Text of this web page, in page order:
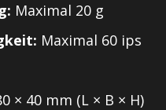
Maximal 20 g
Maximal 60 ips
× 40 mm (L × B × H)